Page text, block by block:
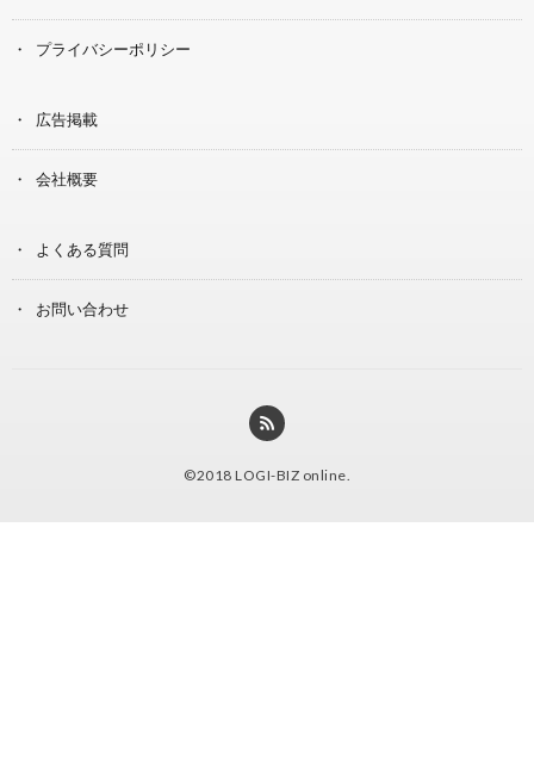
プライバシーポリシー
広告掲載
会社概要
よくある質問
お問い合わせ
©2018 LOGI-BIZ online